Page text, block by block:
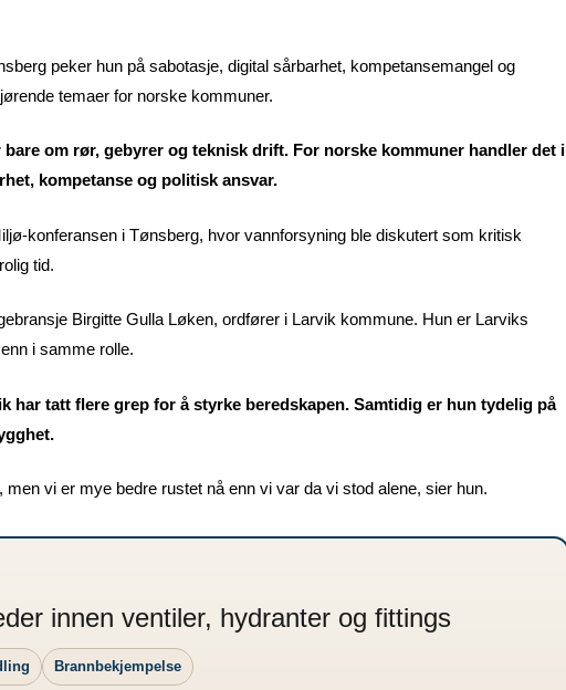
peker hun på sabotasje, digital sårbarhet, kompetansemangel og
temaer for norske kommuner.
om rør, gebyrer og teknisk drift. For norske kommuner handler det i
kompetanse og politisk ansvar.
konferansen i Tønsberg, hvor vannforsyning ble diskutert som kritisk
tid.
Birgitte Gulla Løken, ordfører i Larvik kommune. Hun er Larviks
i samme rolle.
har tatt flere grep for å styrke beredskapen. Samtidig er hun tydelig på
vi er mye bedre rustet nå enn vi var da vi stod alene, sier hun.
innen ventiler, hydranter og fittings
Brannbekjempelse